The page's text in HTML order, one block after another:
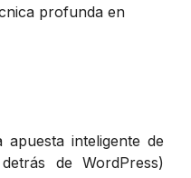
profunda en
apuesta inteligente de
de WordPress)